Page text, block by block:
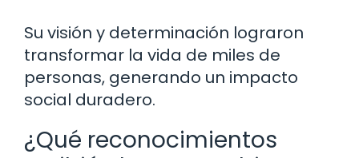
Su visión y determinación lograron
transformar la vida de miles de
personas, generando un impacto
social duradero.
¿Qué reconocimientos